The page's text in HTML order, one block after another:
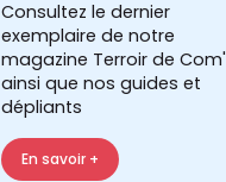
Consultez le dernier
exemplaire de notre
magazine Terroir de Com'
ainsi que nos guides et
dépliants
En savoir +